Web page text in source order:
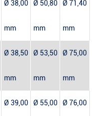
Ø 38,00
mm
Ø 50,80
mm
Ø 71,40
mm
Ø 38,50
mm
Ø 53,50
mm
Ø 75,00
mm
Ø 39,00 Ø 55,00 Ø 76,00